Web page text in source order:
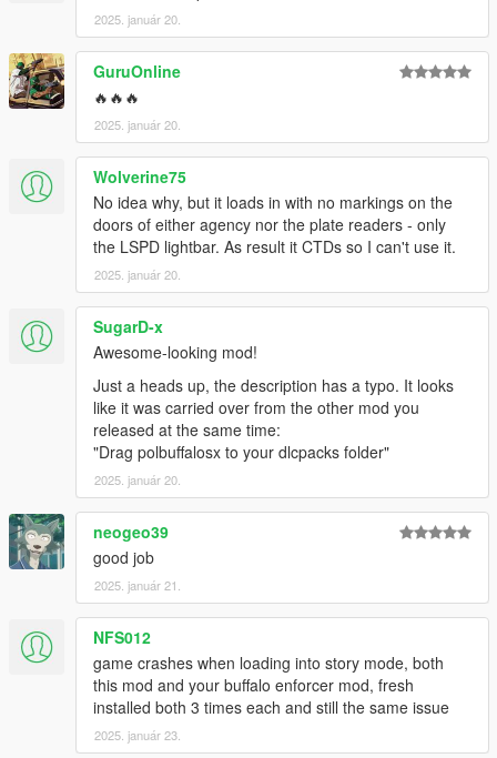
2025. január 20.
GuruOnline
🔥🔥🔥
2025. január 20.
Wolverine75
No idea why, but it loads in with no markings on the
doors of either agency nor the plate readers - only
the LSPD lightbar. As result it CTDs so I can't use it.
2025. január 20.
SugarD-x
Awesome-looking mod!
Just a heads up, the description has a typo. It looks
like it was carried over from the other mod you
released at the same time:
"Drag polbuffalosx to your dlcpacks folder"
2025. január 20.
neogeo39
good job
2025. január 21.
NFS012
game crashes when loading into story mode, both
this mod and your buffalo enforcer mod, fresh
installed both 3 times each and still the same issue
2025. január 23.